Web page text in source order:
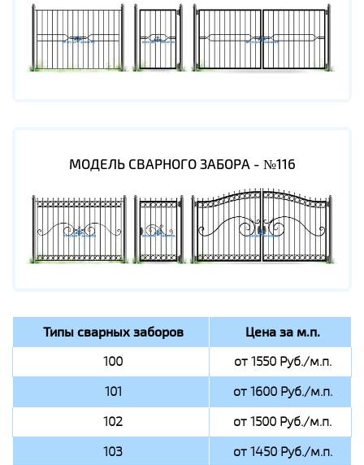
МОДЕЛЬ СВАРНОГО ЗАБОРА - №116
Типы сварных заборов Цена за м.п.
100
от 1550 Руб./м.п.
101
от 1600 Руб./м.п.
102
от 1500 Руб./м.п.
103
от 1450 Руб./м.п.